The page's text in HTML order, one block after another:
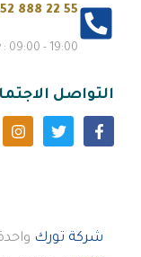
888 22 55
: 09:00 - 19:00
التواصل
شركة تورك